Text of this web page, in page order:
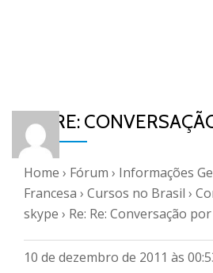
RE: RE:
Home › Fórum › Informações
Francesa › Cursos no Brasil ›
skype › Re: Re: Conversação
10 de dezembro de 2011 às